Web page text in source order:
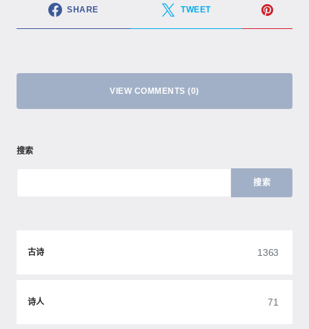
SHARE TWEET
VIEW COMMENTS (0)
搜索
搜索
古诗 1363
诗人 71